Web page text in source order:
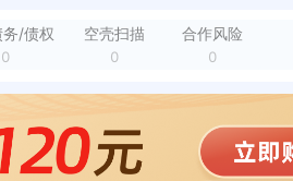
/债权
0
空壳扫描
0
合作风险
0